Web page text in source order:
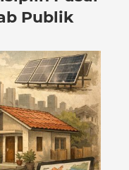
Publik